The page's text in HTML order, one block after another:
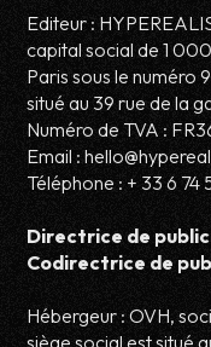
Editeur :
capital social de 1
Paris sous le numéro
situé au 39 rue de la
Numéro de TVA :
Email :
Téléphone : + 33 6 74
Directrice de
Codirectrice de
Hébergeur : OVH,